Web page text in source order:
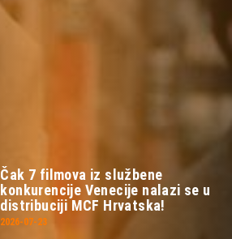
Čak 7 filmova iz službene
konkurencije Venecije nalazi se u
distribuciji MCF Hrvatska!
2026-07-23